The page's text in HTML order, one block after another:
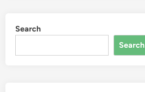
o
o
n s
Search
Search